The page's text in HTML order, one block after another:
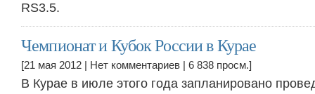
RS3.5.
Чемпионат и Кубок России в Курае
[21 мая 2012 | Нет комментариев | 6 838 просм.]
В Курае в июле этого года запланировано